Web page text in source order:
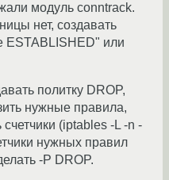
модуль conntrack.
нет, создавать
ESTABLISHED" или
политку DROP,
нужные правила,
(iptables -L -n -
нужных правил
-P DROP.